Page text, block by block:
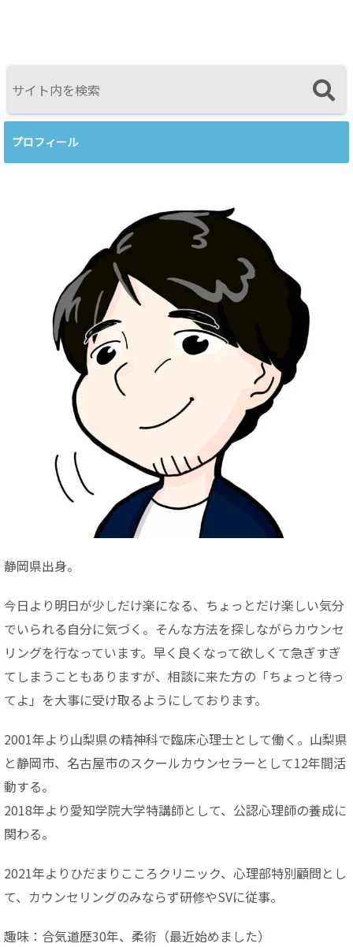
プロフィール
静岡県出身。
今日より明日が少しだけ楽になる、ちょっとだけ楽しい気分
でいられる自分に気づく。そんな方法を探しながらカウンセ
リングを行なっています。早く良くなって欲しくて急ぎすぎ
てしまうこともありますが、相談に来た方の「ちょっと待っ
てよ」を大事に受け取るようにしております。
2001年より山梨県の精神科で臨床心理士として働く。山梨県
と静岡市、名古屋市のスクールカウンセラーとして12年間活
動する。
2018年より愛知学院大学特講師として、公認心理師の養成に
関わる。
2021年よりひだまりこころクリニック、心理部特別顧問とし
て、カウンセリングのみならず研修やSVに従事。
趣味：合気道歴30年、柔術（最近始めました）